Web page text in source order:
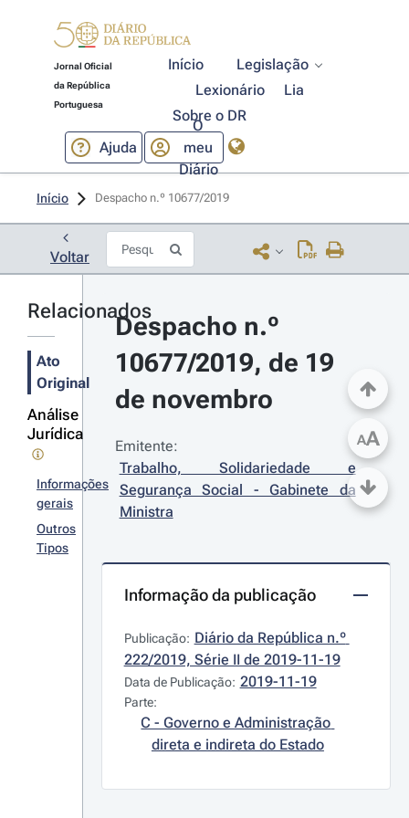
Jornal Oficial
da República
Portuguesa
Início
Legislação
Lexionário
Lia
Sobre o DR
Ajuda
O
meu
Diário
Início Despacho n.º 10677/2019
Voltar
Relacionados
Ato
Original
Análise
Jurídica
Informações
gerais
Outros
Tipos
Despacho n.º
10677/2019, de 19
de novembro
Emitente:
Trabalho, Solidariedade e
Segurança Social - Gabinete da
Ministra
Informação da publicação
Publicação: Diário da República n.º
222/2019, Série II de 2019-11-19
Data de Publicação: 2019-11-19
Parte:
C - Governo e Administração
direta e indireta do Estado
AA